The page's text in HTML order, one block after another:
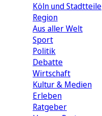
Köln und Stadtteile
Region
Aus aller Welt
Sport
Politik
Debatte
Wirtschaft
Kultur & Medien
Erleben
Ratgeber